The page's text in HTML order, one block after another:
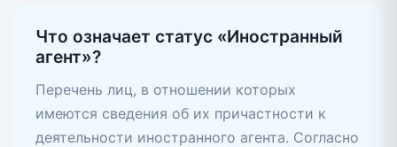
Что означает статус «Иностранный
агент»?
Перечень лиц, в отношении которых
имеются сведения об их причастности к
деятельности иностранного агента. Согласно